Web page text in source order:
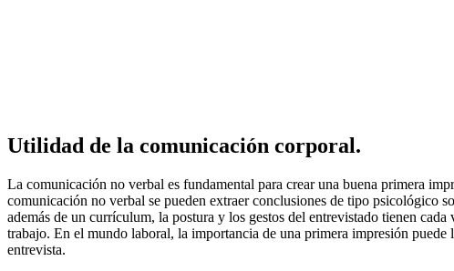
Utilidad de la comunicación corporal.
La comunicación no verbal es fundamental para crear una buena primera
comunicación no verbal se pueden extraer conclusiones de tipo psicológico
además de un currículum, la postura y los gestos del entrevistado tienen
trabajo. En el mundo laboral, la importancia de una primera impresión
entrevista.